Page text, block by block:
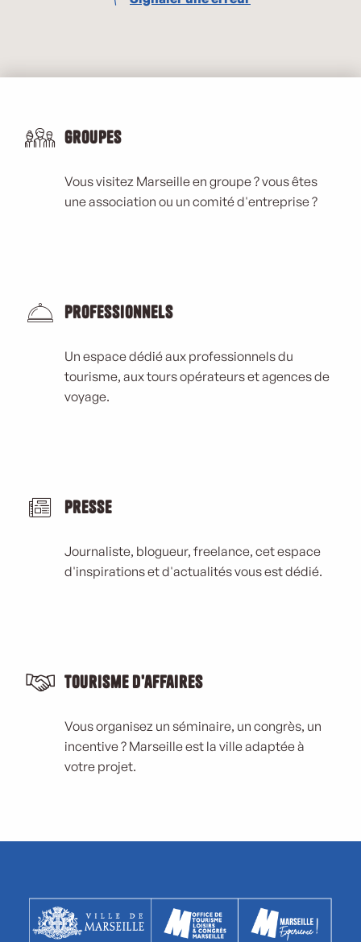
Groupes
Vous visitez Marseille en groupe ? vous êtes
une association ou un comité d'entreprise ?
Professionnels
Un espace dédié aux professionnels du
tourisme, aux tours opérateurs et agences de
voyage.
Presse
Journaliste, blogueur, freelance, cet espace
d'inspirations et d'actualités vous est dédié.
Tourisme d'affaires
Vous organisez un séminaire, un congrès, un
incentive ? Marseille est la ville adaptée à
votre projet.